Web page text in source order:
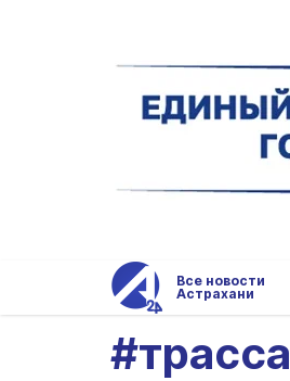
Все новости
Астрахани
#трасса